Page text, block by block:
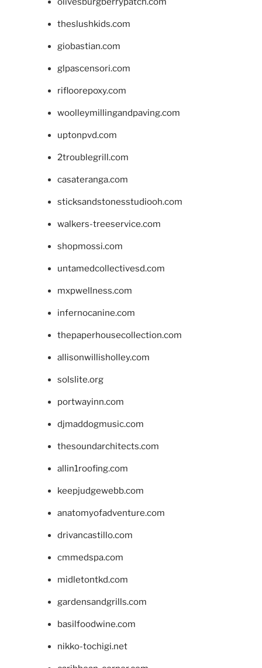
theslushkids.com
giobastian.com
glpascensori.com
rifloorepoxy.com
woolleymillingandpaving.com
uptonpvd.com
2troublegrill.com
casateranga.com
sticksandstonesstudiooh.com
walkers-treeservice.com
shopmossi.com
untamedcollectivesd.com
mxpwellness.com
infernocanine.com
thepaperhousecollection.com
allisonwillisholley.com
solslite.org
portwayinn.com
djmaddogmusic.com
thesoundarchitects.com
allin1roofing.com
keepjudgewebb.com
anatomyofadventure.com
drivancastillo.com
cmmedspa.com
midletontkd.com
gardensandgrills.com
basilfoodwine.com
nikko-tochigi.net